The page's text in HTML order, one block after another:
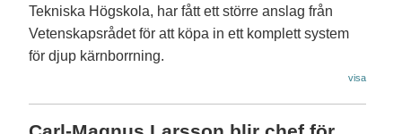
Tekniska Högskola, har fått ett större anslag från
Vetenskapsrådet för att köpa in ett komplett system
för djup kärnborrning.
visa